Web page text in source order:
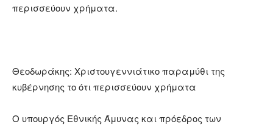
περισσεύουν χρήματα.
Θεοδωράκης: Χριστουγεννιάτικο παραμύθι της
κυβέρνησης το ότι περισσεύουν χρήματα
Ο υπουργός Εθνικής Άμυνας και πρόεδρος των